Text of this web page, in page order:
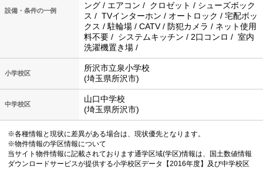
設備・条件の一例
ング / エアコン / クロゼット / シューズボック
ス / TVインターホン / オートロック / 宅配ボッ
クス / 駐輪場 / CATV / 防犯カメラ / ネット使用
料不要 / システムキッチン / 2口コンロ / 室内
洗濯機置き場 /
小学校区
所沢市立泉小学校
(埼玉県所沢市)
中学校区
山口中学校
(埼玉県所沢市)
※各種情報と現状に差異がある場合は、現状優先となります。
※物件情報の学区情報について
当サイト物件情報に記載されております通学区域(学区)情報は、国土数値情報
ダウンロードサービスが提供する小学校区データ【2016年度】及び中学校区